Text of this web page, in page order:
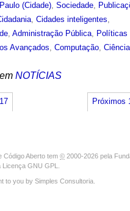
(Cidade), Sociedade,
, Cidades inteligentes,
, Administração Pública, Políticas
Avançados, Computação,
NOTÍCIAS
Próximos
17
Código Aberto tem © 2000-2026 pela
Licença GNU GPL
to you by Simples Consultoria